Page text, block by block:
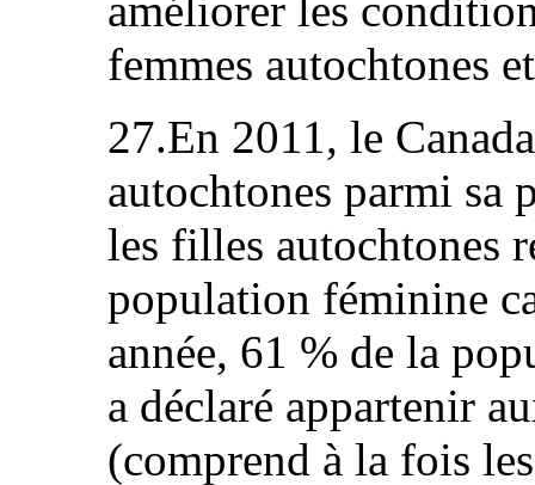
femmes autochtones
27.En 2011, le
autochtones parmi sa
les filles autochtones
population féminine
année, 61 % de la
a déclaré appartenir
(comprend à la fois